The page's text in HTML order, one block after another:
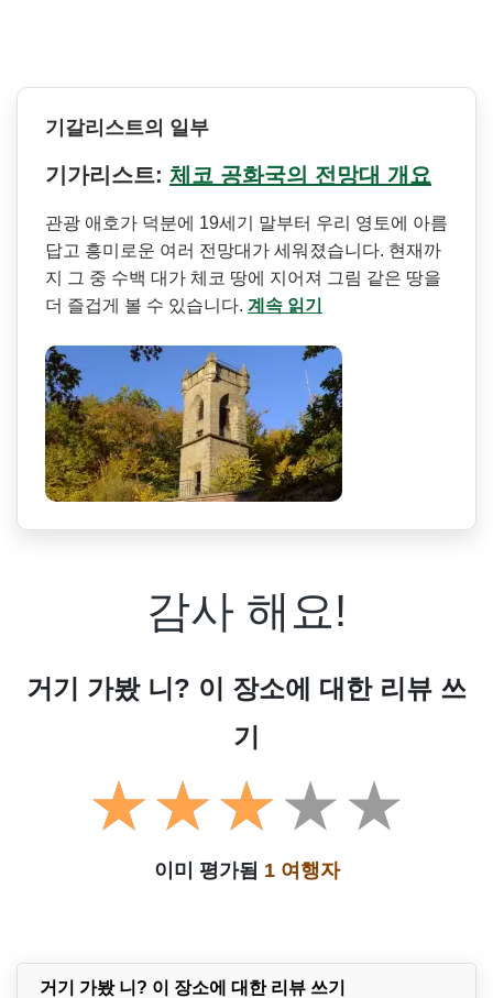
기갈리스트의 일부
기가리스트: 체코 공화국의 전망대 개요
관광 애호가 덕분에 19세기 말부터 우리 영토에 아름
답고 흥미로운 여러 전망대가 세워졌습니다. 현재까
지 그 중 수백 대가 체코 땅에 지어져 그림 같은 땅을
더 즐겁게 볼 수 있습니다. 계속 읽기
감사 해요!
거기 가봤 니? 이 장소에 대한 리뷰 쓰
기
이미 평가됨 1 여행자
거기 가봤 니? 이 장소에 대한 리뷰 쓰기